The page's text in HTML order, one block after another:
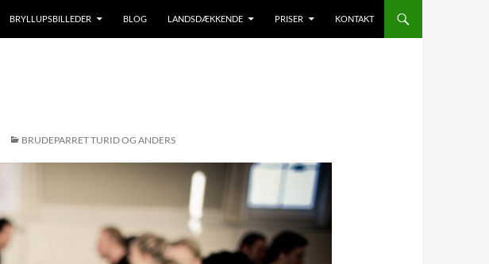
BRYLLUPSBILLEDER BLOG LANDSDÆKKENDE PRISER KONTAKT
BRUDEPARRET TURID OG ANDERS